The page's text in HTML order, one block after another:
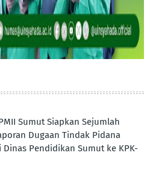
Sumut Siapkan Sejumlah
Dugaan Tindak Pidana
Dinas Pendidikan Sumut ke KPK-